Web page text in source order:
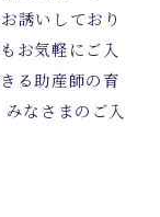
誘いしており
お気軽にご入
る助産師の育
なさまのご入